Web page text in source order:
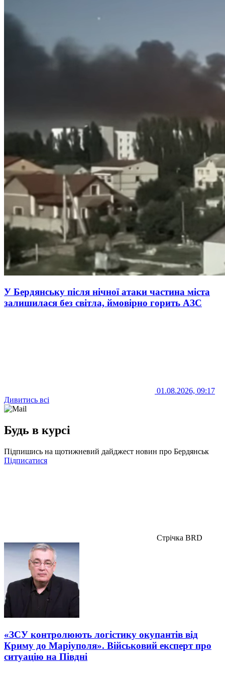
У Бердянську після нічної атаки частина міста
залишилася без світла, ймовірно горить АЗС
01.08.2026, 09:17
Дивитись всі
Будь в курсі
Підпишись на щотижневий дайджест новин про Бердянськ
Підписатися
Стрічка BRD
«ЗСУ контролюють логістику окупантів від
Криму до Маріуполя». Військовий експерт про
ситуацію на Півдні